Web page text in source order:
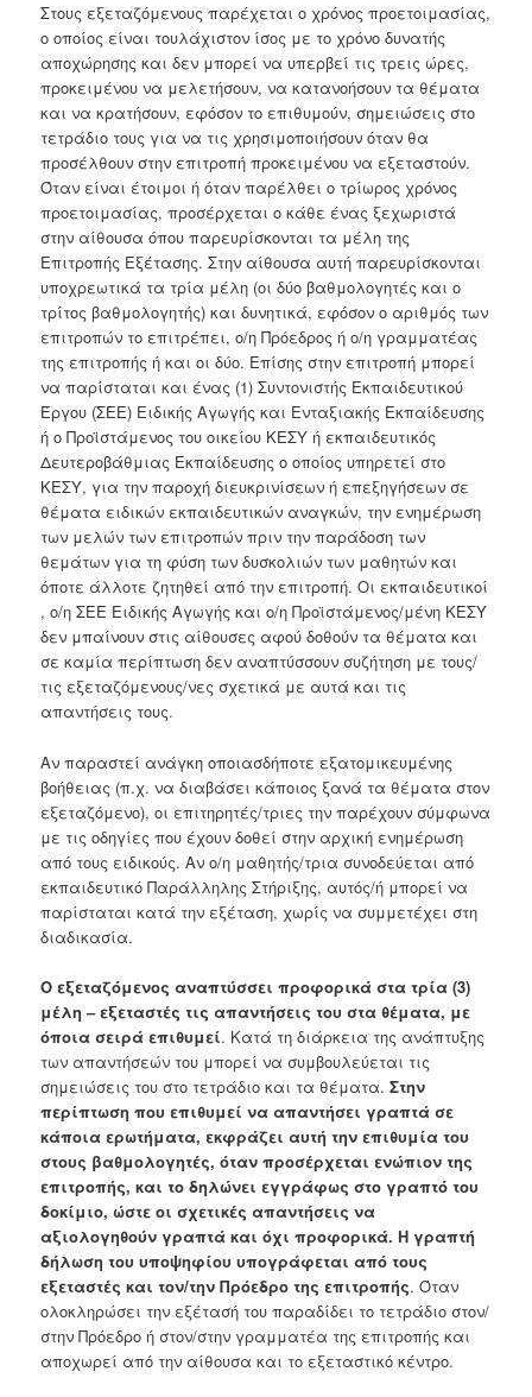
Στους εξεταζόμενους παρέχεται ο χρόνος προετοιμασίας,
ο οποίος είναι τουλάχιστον ίσος με το χρόνο δυνατής
αποχώρησης και δεν μπορεί να υπερβεί τις τρεις ώρες,
προκειμένου να μελετήσουν, να κατανοήσουν τα θέματα
και να κρατήσουν, εφόσον το επιθυμούν, σημειώσεις στο
τετράδιο τους για να τις χρησιμοποιήσουν όταν θα
προσέλθουν στην επιτροπή προκειμένου να εξεταστούν.
Όταν είναι έτοιμοι ή όταν παρέλθει ο τρίωρος χρόνος
προετοιμασίας, προσέρχεται ο κάθε ένας ξεχωριστά
στην αίθουσα όπου παρευρίσκονται τα μέλη της
Επιτροπής Εξέτασης. Στην αίθουσα αυτή παρευρίσκονται
υποχρεωτικά τα τρία μέλη (οι δύο βαθμολογητές και ο
τρίτος βαθμολογητής) και δυνητικά, εφόσον ο αριθμός των
επιτροπών το επιτρέπει, ο/η Πρόεδρος ή ο/η γραμματέας
της επιτροπής ή και οι δύο. Επίσης στην επιτροπή μπορεί
να παρίσταται και ένας (1) Συντονιστής Εκπαιδευτικού
Έργου (ΣΕΕ) Ειδικής Αγωγής και Ενταξιακής Εκπαίδευσης
ή ο Προϊστάμενος του οικείου ΚΕΣΥ ή εκπαιδευτικός
Δευτεροβάθμιας Εκπαίδευσης ο οποίος υπηρετεί στο
ΚΕΣΥ, για την παροχή διευκρινίσεων ή επεξηγήσεων σε
θέματα ειδικών εκπαιδευτικών αναγκών, την ενημέρωση
των μελών των επιτροπών πριν την παράδοση των
θεμάτων για τη φύση των δυσκολιών των μαθητών και
όποτε άλλοτε ζητηθεί από την επιτροπή. Οι εκπαιδευτικοί
, ο/η ΣΕΕ Ειδικής Αγωγής και ο/η Προϊστάμενος/μένη ΚΕΣΥ
δεν μπαίνουν στις αίθουσες αφού δοθούν τα θέματα και
σε καμία περίπτωση δεν αναπτύσσουν συζήτηση με τους/
τις εξεταζόμενους/νες σχετικά με αυτά και τις
απαντήσεις τους.
Αν παραστεί ανάγκη οποιασδήποτε εξατομικευμένης
βοήθειας (π.χ. να διαβάσει κάποιος ξανά τα θέματα στον
εξεταζόμενο), οι επιτηρητές/τριες την παρέχουν σύμφωνα
με τις οδηγίες που έχουν δοθεί στην αρχική ενημέρωση
από τους ειδικούς. Αν ο/η μαθητής/τρια συνοδεύεται από
εκπαιδευτικό Παράλληλης Στήριξης, αυτός/ή μπορεί να
παρίσταται κατά την εξέταση, χωρίς να συμμετέχει στη
διαδικασία.
Ο εξεταζόμενος αναπτύσσει προφορικά στα τρία (3)
μέλη – εξεταστές τις απαντήσεις του στα θέματα, με
όποια σειρά επιθυμεί. Κατά τη διάρκεια της ανάπτυξης
των απαντήσεών του μπορεί να συμβουλεύεται τις
σημειώσεις του στο τετράδιο και τα θέματα.Στην
περίπτωση που επιθυμεί να απαντήσει γραπτά σε
κάποια ερωτήματα, εκφράζει αυτή την επιθυμία του
στους βαθμολογητές, όταν προσέρχεται ενώπιον της
επιτροπής, και το δηλώνει εγγράφως στο γραπτό του
δοκίμιο, ώστε οι σχετικές απαντήσεις να
αξιολογηθούν γραπτά και όχι προφορικά. Η γραπτή
δήλωση του υποψηφίου υπογράφεται από τους
εξεταστές και τον/την Πρόεδρο της επιτροπής. Όταν
ολοκληρώσει την εξέτασή του παραδίδει το τετράδιο στον/
στην Πρόεδρο ή στον/στην γραμματέα της επιτροπής και
αποχωρεί από την αίθουσα και το εξεταστικό κέντρο.